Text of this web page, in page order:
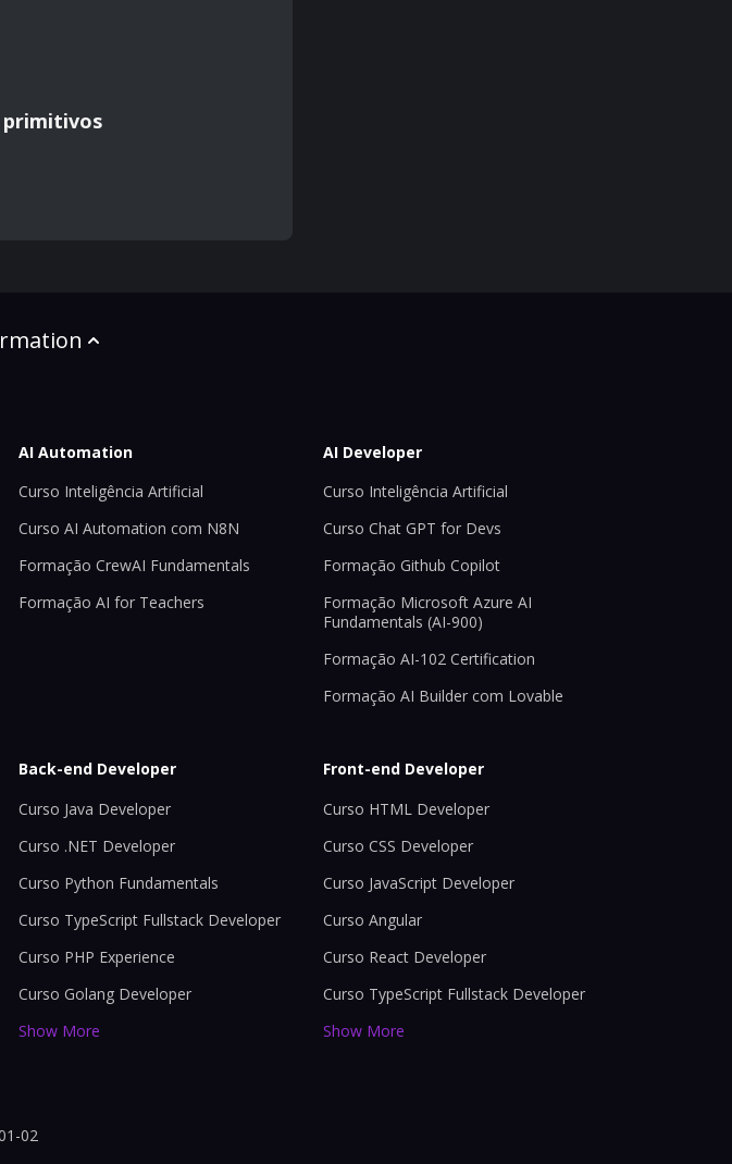
primitivos
AI Automation
Curso Inteligência Artificial
Curso AI Automation com N8N
Formação CrewAI Fundamentals
Formação AI for Teachers
AI Developer
Curso Inteligência Artificial
Curso Chat GPT for Devs
Formação Github Copilot
Formação Microsoft Azure AI
Fundamentals (AI-900)
Formação AI-102 Certification
Formação AI Builder com Lovable
Back-end Developer
Curso Java Developer
Curso .NET Developer
Curso Python Fundamentals
Curso TypeScript Fullstack Developer
Curso PHP Experience
Curso Golang Developer
Show More
Front-end Developer
Curso HTML Developer
Curso CSS Developer
Curso JavaScript Developer
Curso Angular
Curso React Developer
Curso TypeScript Fullstack Developer
Show More
02